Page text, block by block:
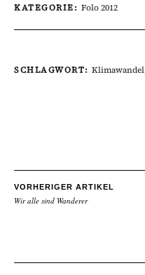
KATEGORIE: Folo 2012
SCHLAGWORT: Klimawandel
VORHERIGER ARTIKEL
Wir alle sind Wanderer